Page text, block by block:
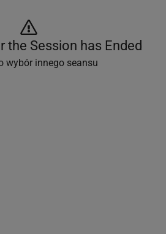
the Session has Ended
wybór innego seansu